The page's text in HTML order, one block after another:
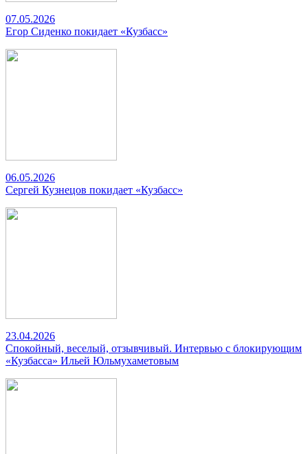
07.05.2026
Егор Сиденко покидает «Кузбасс»
06.05.2026
Сергей Кузнецов покидает «Кузбасс»
23.04.2026
Спокойный, веселый, отзывчивый. Интервью с блокирующим
«Кузбасса» Ильей Юльмухаметовым